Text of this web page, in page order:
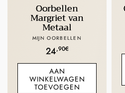
Oorbellen
Margriet van
Metaal
Verkoper:
MIJN OORBELLEN
Normale
prijs
24,90€
AAN
WINKELWAGEN
TOEVOEGEN